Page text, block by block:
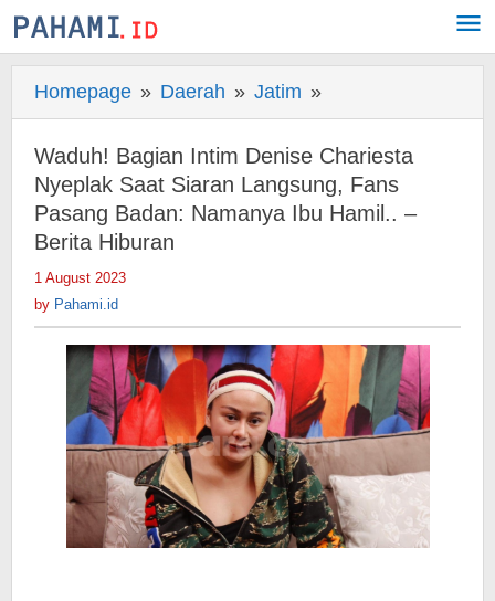
Skip
to
Homepage » Daerah » Jatim »
Bagian
Intim
Denise
Chariesta
Langsung,
Fans
Pasang
Badan:
Namanya
Ibu
Hamil..
-
Waduh! Bagian Intim Denise Chariesta
Nyeplak Saat Siaran Langsung, Fans
Pasang Badan: Namanya Ibu Hamil.. –
Berita Hiburan
1 August 2023
by Pahami.id